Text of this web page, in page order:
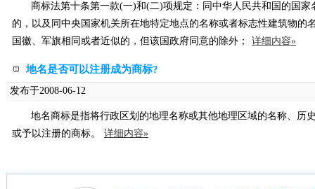
商标法第十条第一款(一)和(二)项规定：同中华人民共和国的国
的，以及同中央国家机关所在地特定地点的名称或者标志性建筑物的
国徽、军旗相同或者近似的，但该国政府同意的除外；
详细内容»
地名是否可以注册成为商标?
发布于2008-06-12
地名商标是指将行政区划的地理名称或其他地理区域的名称、历
或予以注册的商标。
详细内容»